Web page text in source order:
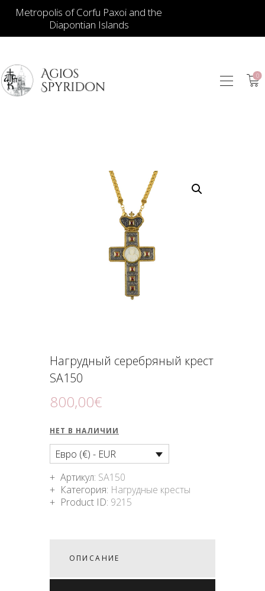
Metropolis of Corfu Paxoi and the
Diapontian Islands
0
ДЛЯ ЦЕРКВИ
ИЕРАТИЧЕСКИЕ
ПРЕДМЕТЫ
СУВЕНИРЫ ДЛЯ
ПОДНОШЕНИЯ
Нагрудный серебряный крест
SA150
800,00€
НЕТ В НАЛИЧИИ
Евро (€) - EUR
Артикул: SA150
Категория: Нагрудные кресты
Product ID: 9215
ОПИСАНИЕ